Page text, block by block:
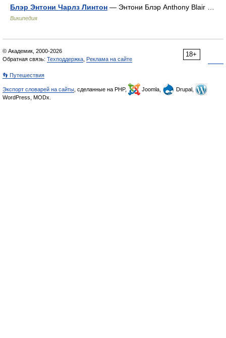
Блэр Энтони Чарлз Линтон — Энтони Блэр Anthony Blair …
Википедия
18+
© Академик, 2000-2026
Обратная связь: Техподдержка Реклама на сайте
👣 Путешествия
Экспорт словарей на сайты , сделанные на PHP, Joomla,
Drupal,
WordPress, MODx.